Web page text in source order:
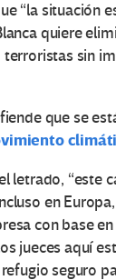
“la situación
quiere
sin
que se
letrado, “este
en
con base
jueces aquí
seguro